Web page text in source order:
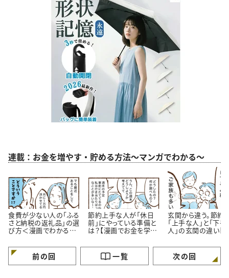
連載：お金を増やす・貯める方法～マンガでわかる～
食費が少ない人の「ふる
さと納税の返礼品」の選
び方＜漫画でわかるお
節約上手な人が「休日
前」にやっている準備と
は？【漫画でお金を学
玄関から違う。節約
「上手な人」と「下
人」の玄関の違い【
前の回 一覧 次の回